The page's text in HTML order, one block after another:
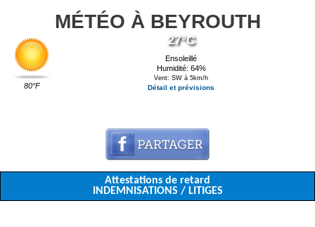
MÉTÉO À BEYROUTH
80°F
27°C
Ensoleillé
Humidité: 64%
Vent: SW à 5km/h
Détail et prévisions
Attestations de retard
INDEMNISATIONS / LITIGES